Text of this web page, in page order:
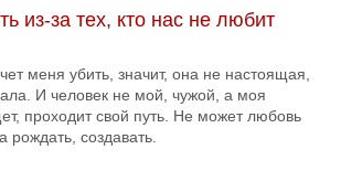
из-за тех, кто нас не любит
меня убить, значит, она не настоящая,
И человек не мой, чужой, а моя
проходит свой путь. Не может любовь
рождать, создавать.